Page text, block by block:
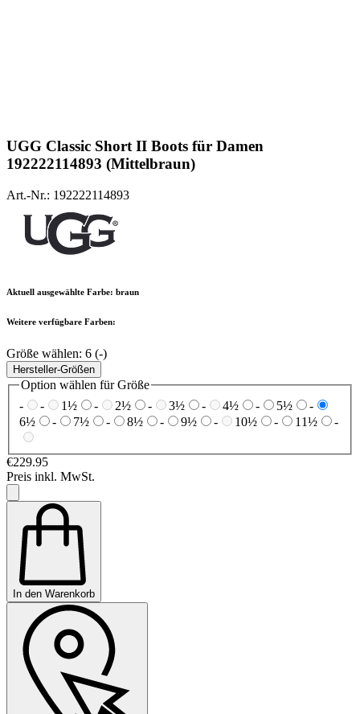
UGG Classic Short II Boots für Damen
192222114893 (Mittelbraun)
Art.-Nr.: 192222114893
Aktuell ausgewählte Farbe: braun
Weitere verfügbare Farben:
Größe wählen: 6 (-)
Hersteller-Größen
Option wählen für Größe
-
- 1½ - 2½ - 3½ - 4½ - 5½
-
6½
- 7½ - 8½ - 9½ - 10½ - 11½ -
€229.95
Preis inkl. MwSt.
In den Warenkorb